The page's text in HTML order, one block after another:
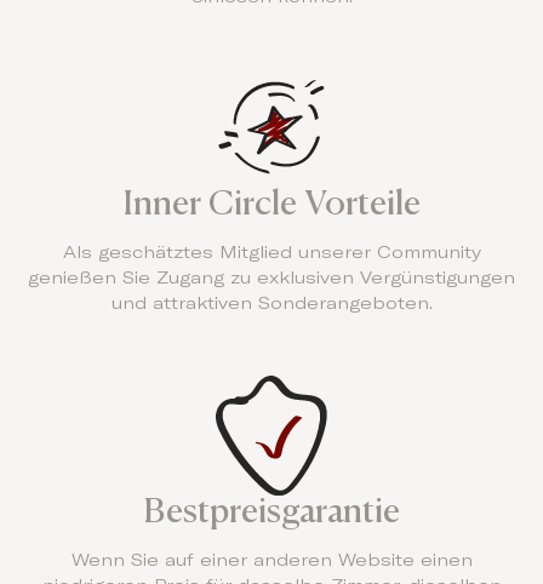
Inner Circle Vorteile
Als geschätztes Mitglied unserer Community
genießen Sie Zugang zu exklusiven Vergünstigungen
und attraktiven Sonderangeboten.
Bestpreisgarantie
Wenn Sie auf einer anderen Website einen